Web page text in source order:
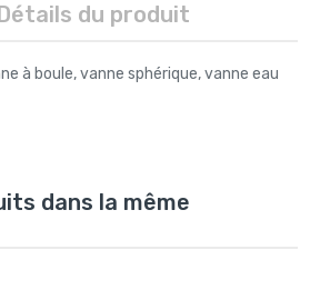
du produit
à boule, vanne sphérique, vanne eau
dans la même